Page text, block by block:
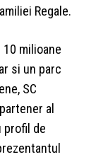
Regale.
milioane
si un parc
SC
al
profil de